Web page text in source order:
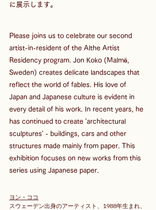
に展示します。
Please joins us to celebrate our second
artist-in-resident of the Althe Artist
Residency program. Jon Koko (Malmö,
Sweden) creates delicate landscapes that
reflect the world of fables. His love of
Japan and Japanese culture is evident in
every detail of his work. In recent years, he
has continued to create 'architectural
sculptures' - buildings, cars and other
structures made mainly from paper. This
exhibition focuses on new works from this
series using Japanese paper.
ヨン・ココ
スウェーデン出身のアーティスト、1988年生まれ、